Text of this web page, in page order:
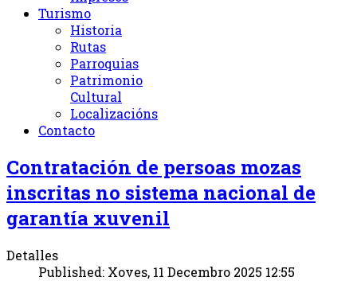
Turismo
Historia
Rutas
Parroquias
Patrimonio
Cultural
Localizacións
Contacto
Contratación de persoas mozas
inscritas no sistema nacional de
garantía xuvenil
Detalles
Published: Xoves, 11 Decembro 2025 12:55